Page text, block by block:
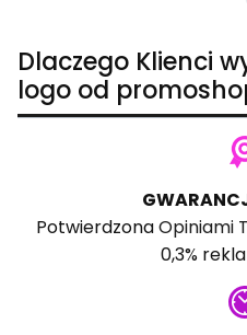
Dlaczego Klienci
logo od
PotwierdzonaOpiniami
0,3%